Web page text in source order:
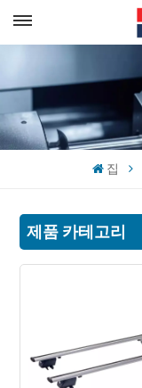
English
español
한국의
집
제품 카테고리